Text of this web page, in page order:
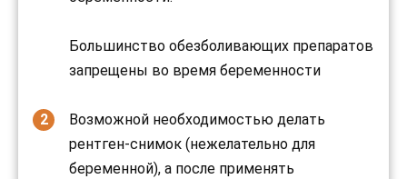
Большинство обезболивающих препаратов
запрещены во время беременности
Возможной необходимостью делать
рентген-снимок (нежелательно для
беременной), а после применять